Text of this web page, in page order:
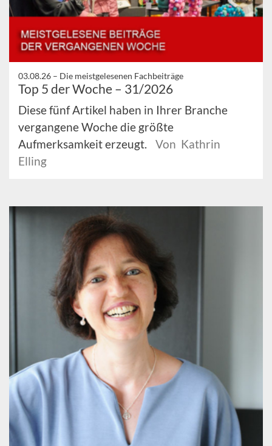
03.08.26 – Die meistgelesenen Fachbeiträge
Top 5 der Woche – 31/2026
Diese fünf Artikel haben in Ihrer Branche
vergangene Woche die größte
Aufmerksamkeit erzeugt.
Von Kathrin
Elling